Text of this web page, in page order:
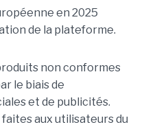
en 2025
de la plateforme.
non conformes
le biais de
et de publicités.
aux utilisateurs du